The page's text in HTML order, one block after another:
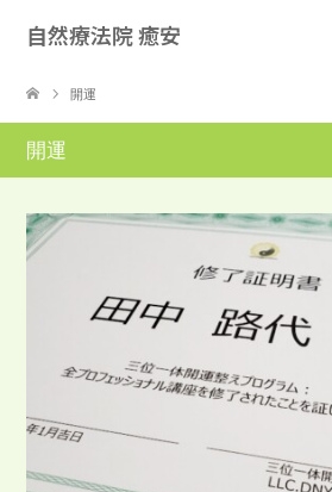
自然療法院 癒安
開運
開運